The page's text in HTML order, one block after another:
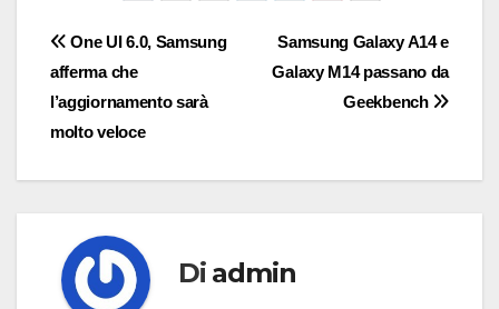
Navigazione
articoli
Samsung Galaxy A14 e
Galaxy M14 passano da
Geekbench
One UI 6.0, Samsung
afferma che
l’aggiornamento sarà
molto veloce
Di admin